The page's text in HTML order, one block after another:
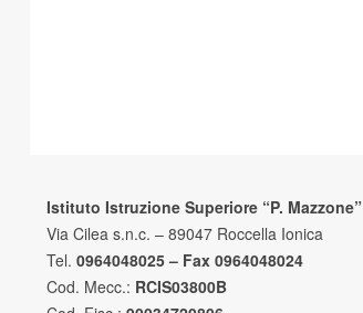
Istituto Istruzione Superiore “P. Mazzone”
Via Cilea s.n.c. – 89047 Roccella Ionica
Tel. 0964048025 – Fax 0964048024
Cod. Mecc.: RCIS03800B